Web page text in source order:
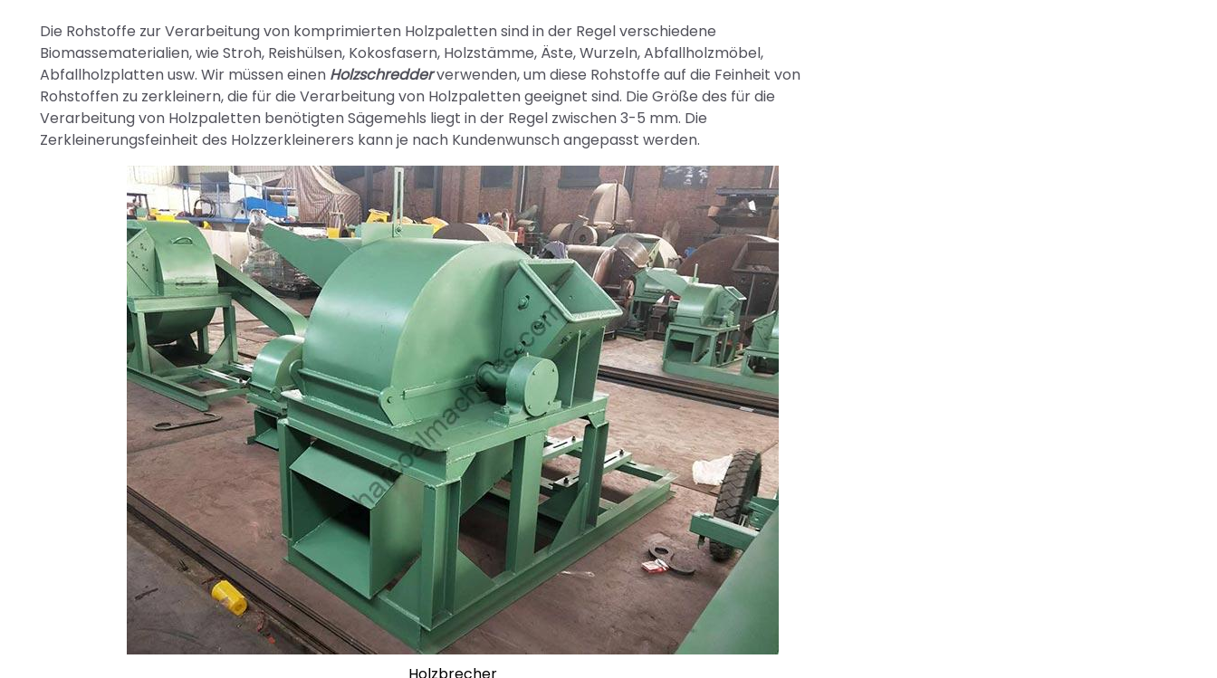
Die Rohstoffe zur Verarbeitung von komprimierten Holzpaletten sind in der Regel verschiedene
Biomassematerialien, wie Stroh, Reishülsen, Kokosfasern, Holzstämme, Äste, Wurzeln, Abfallholzmöbel,
Abfallholzplatten usw. Wir müssen einen Holzschredderverwenden, um diese Rohstoffe auf die Feinheit von
Rohstoffen zu zerkleinern, die für die Verarbeitung von Holzpaletten geeignet sind. Die Größe des für die
Verarbeitung von Holzpaletten benötigten Sägemehls liegt in der Regel zwischen 3-5 mm. Die
Zerkleinerungsfeinheit des Holzzerkleinerers kann je nach Kundenwunsch angepasst werden.